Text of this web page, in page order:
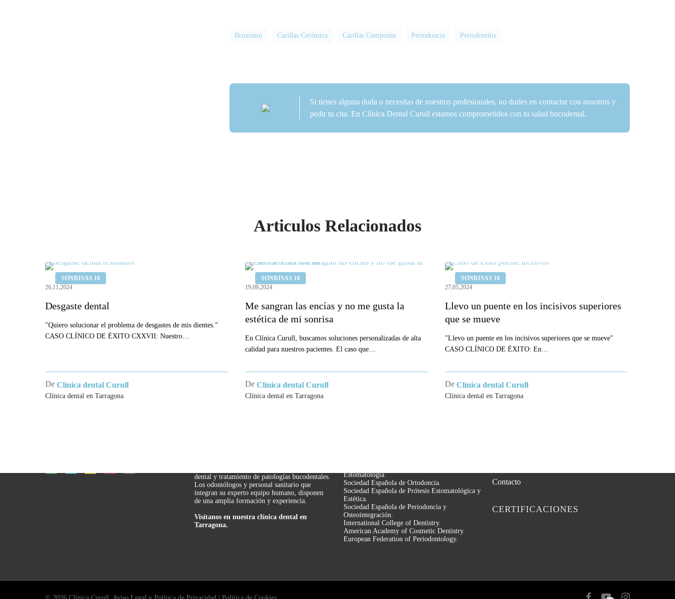
Bruxismo Carillas Cerámica Carillas Composite Periodoncia Periodontitis
Si tienes alguna duda o necesitas de nuestros profesionales, no dudes en contactar con nosotros y
pedir tu cita. En Clínica Dental Curull estamos comprometidos con tu salud bucodental.
Articulos Relacionados
SONRISAS 10
Desgaste
dental
26,11,2024
Desgaste dental
"Quiero solucionar el problema de desgastes de mis dientes.”
CASO CLÍNICO DE ÉXITO CXXVII: Nuestro…
De Clínica dental Curull
Clínica dental en Tarragona
SONRISAS 10
Me
sangran
encías
y
no
me
la
estética
19,09,2024
Me sangran las encías y no me gusta la
estética de mi sonrisa
En Clínica Curull, buscamos soluciones personalizadas de alta
calidad para nuestros pacientes. El caso que…
DeClínica dental Curull
Clínica dental en Tarragona
SONRISAS 10
Llevo
en
los
incisivos
superiores
se
mueve
27,05,2024
Llevo un puente en los incisivos superiores
que se mueve
"Llevo un puente en los incisivos superiores que se mueve"
CASO CLÍNICO DE ÉXITO: En…
DeClínica dental Curull
Clínica dental en Tarragona
dental y tratamiento de patologías bucodentales.
Los odontólogos y personal sanitario que
integran su experto equipo humano, disponen
de una amplia formación y experiencia.
Visítanos en nuestra clínica dental en
Tarragona.
Estomatología.
Sociedad Española de Ortodoncia.
Sociedad Española de Prótesis Estomatológica y
Estética.
Sociedad Española de Periodoncia y
Osteointegración.
International College of Dentistry.
American Academy of Cosmetic Dentistry.
European Federation of Periodontology.
Contacto
CERTIFICACIONES
facebookyoutubeinstagram